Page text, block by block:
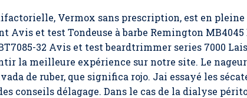
Vermox sans prescription, est en
Avis et test Tondeuse à barbe Remington
32 Avis et test beardtrimmer series 7000
la meilleure expérience sur notre site. Le
de ruber, que significa rojo. Jai essayé les
conseils délagage. Dans le cas de la dialyse